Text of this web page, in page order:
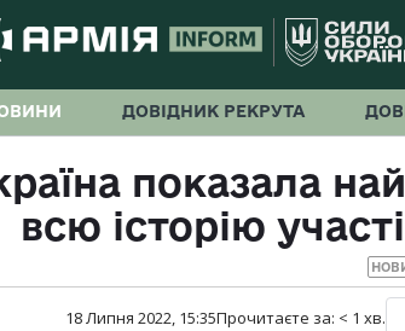
ДОВІДНИК РЕКРУТА
показала
всю історію
18 Липня 2022, 15:35Прочитаєте за: < 1 хв.